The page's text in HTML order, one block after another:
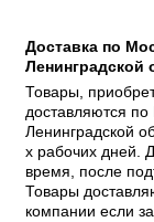
Доставка по
Ленинградской
Товары,
доставляются
Ленинградской
х рабочих дней.
время, после
Товары
компании если